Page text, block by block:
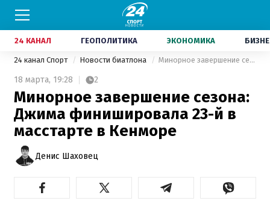
24 КАНАЛ ГЕОПОЛИТИКА ЭКОНОМИКА
24 канал Спорт Новости биатлона Минорное завершение сезона: Джима финишировала 23-й в масстарте в Кенморе
18 марта, 19:28 2
Минорное завершение сезона:
Джима финишировала 23-й в
масстарте в Кенморе
Денис Шаховец